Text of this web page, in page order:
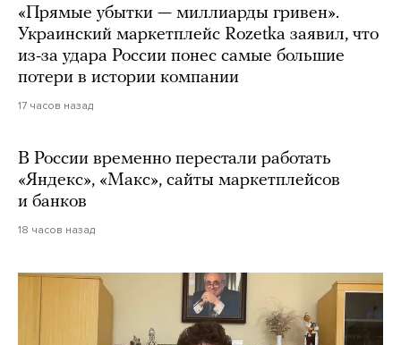
«Прямые убытки — миллиарды гривен».
Украинский маркетплейс Rozetka заявил, что
из-за удара России понес самые большие
потери в истории компании
17 часов назад
В России временно перестали работать
«Яндекс», «Макс», сайты маркетплейсов
и банков
18 часов назад